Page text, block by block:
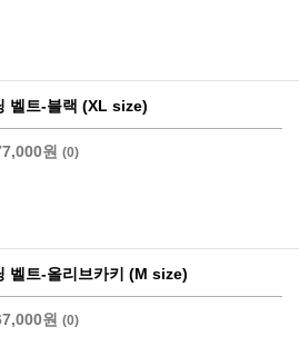
벨트-블랙 (XL size)
원 (0)
벨트-올리브카키 (M size)
원 (0)